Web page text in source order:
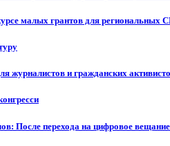
малых грантов для
журналистов и гражданских
После перехода на цифровое